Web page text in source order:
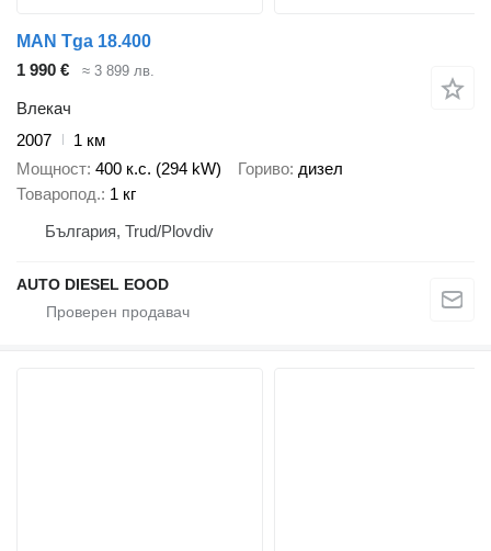
MAN Tga 18.400
1 990 €
≈ 3 899 лв.
Влекач
2007
1 км
Мощност 400 к.с. (294 kW) Гориво дизел
Товаропод. 1 кг
България, Trud/Plovdiv
AUTO DIESEL EOOD